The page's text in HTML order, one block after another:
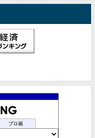
ブロ画